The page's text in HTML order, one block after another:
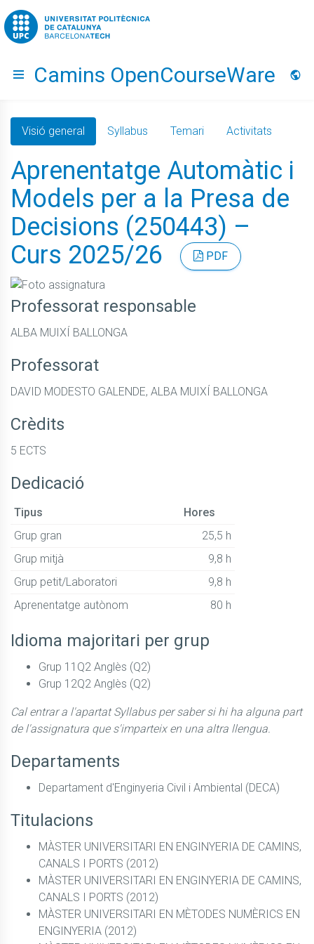
Go to upc.edu
Hide menu
Camins OpenCourseWare
Visió general Syllabus Temari Activitats
Aprenentatge Automàtic i
Models per a la Presa de
Decisions (250443) –
Curs 2025/26
PDF
Professorat responsable
ALBA MUIXÍ BALLONGA
Professorat
DAVID MODESTO GALENDE, ALBA MUIXÍ BALLONGA
Crèdits
5 ECTS
Dedicació
Tipus
Hores
Grup gran
25,5 h
Grup mitjà
9,8 h
Grup petit/Laboratori
9,8 h
Aprenentatge autònom
80 h
Idioma majoritari per grup
Grup 11Q2 Anglès (Q2)
Grup 12Q2 Anglès (Q2)
Cal entrar a l'apartat Syllabus per saber si hi ha alguna part
de l'assignatura que s'imparteix en una altra llengua.
Departaments
Departament d'Enginyeria Civil i Ambiental (DECA)
Titulacions
MÀSTER UNIVERSITARI EN ENGINYERIA DE CAMINS,
CANALS I PORTS (2012)
MÀSTER UNIVERSITARI EN ENGINYERIA DE CAMINS,
CANALS I PORTS (2012)
MÀSTER UNIVERSITARI EN MÈTODES NUMÈRICS EN
ENGINYERIA (2012)